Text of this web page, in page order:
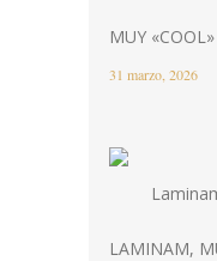
MUY
31 marzo, 2026
LAMINAM,